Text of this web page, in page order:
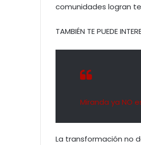
comunidades logran
TAMBIÉN TE PUEDE
Miranda ya NO
La transformación no